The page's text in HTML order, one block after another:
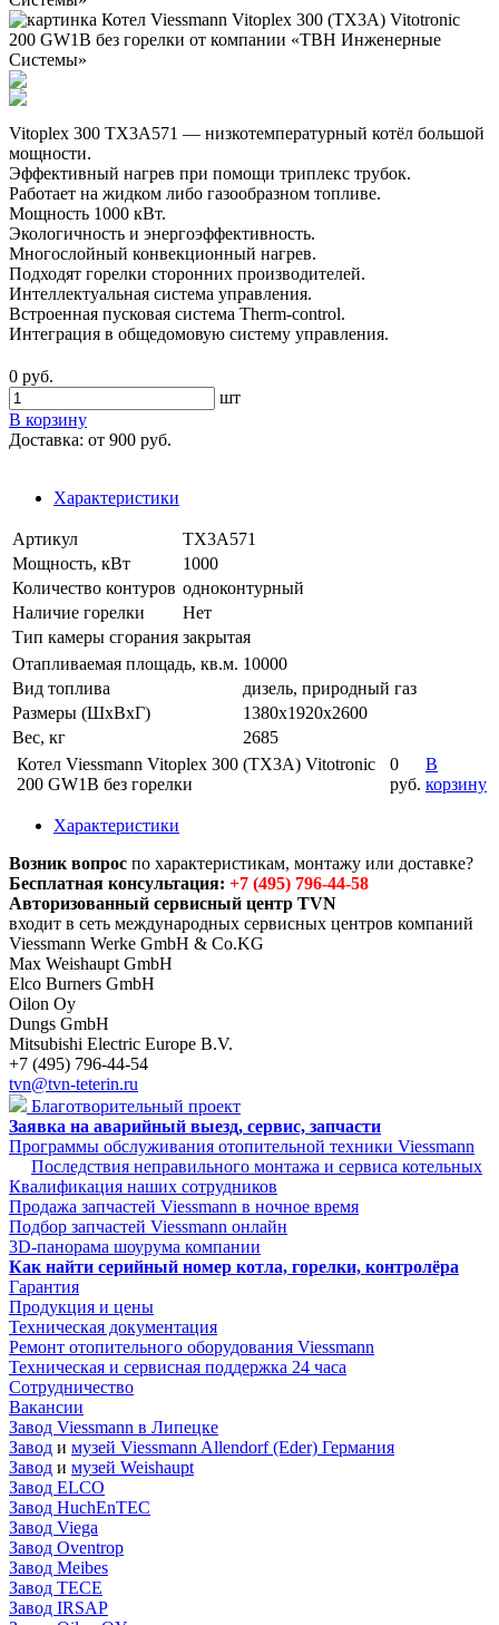
Vitoplex 300 TX3A571 — низкотемпературный котёл большой
мощности.
Эффективный нагрев при помощи триплекс трубок.
Работает на жидком либо газообразном топливе.
Мощность 1000 кВт.
Экологичность и энергоэффективность.
Многослойный конвекционный нагрев.
Подходят горелки сторонних производителей.
Интеллектуальная система управления.
Встроенная пусковая система Therm-control.
Интеграция в общедомовую систему управления.
0 руб.
шт
В корзину
Доставка: от 900 руб.
Характеристики
Артикул
TX3A571
Мощность, кВт
1000
Количество контуров одноконтурный
Наличие горелки
Нет
Тип камеры сгорания закрытая
Отапливаемая площадь, кв.м. 10000
Вид топлива
дизель, природный газ
Размеры (ШхВхГ)
1380х1920х2600
Вес, кг
2685
Котел Viessmann Vitoplex 300 (TX3A) Vitotronic
200 GW1B без горелки
0
руб.
В
корзину
Характеристики
Возник вопрос по характеристикам, монтажу или доставке?
Бесплатная консультация: +7 (495) 796-44-58
Авторизованный сервисный центр TVN
входит в сеть международных сервисных центров компаний
Viessmann Werke GmbH & Co.KG
Max Weishaupt GmbH
Elco Burners GmbH
Oilon Oy
Dungs GmbH
Mitsubishi Electric Europe B.V.
+7 (495) 796-44-54
tvn@tvn-teterin.ru
Благотворительный проект
Заявка на аварийный выезд, сервис, запчасти
Программы обслуживания отопительной техники Viessmann
Последствия неправильного монтажа и сервиса котельных
Квалификация наших сотрудников
Продажа запчастей Viessmann в ночное время
Подбор запчастей Viessmann онлайн
3D-панорама шоурума компании
Как найти серийный номер котла, горелки, контролёра
Гарантия
Продукция и цены
Техническая документация
Ремонт отопительного оборудования Viessmann
Техническая и сервисная поддержка 24 часа
Сотрудничество
Вакансии
Завод Viessmann в Липецке
Завод и музей Viessmann Allendorf (Eder) Германия
Завод и музей Weishaupt
Завод ELCO
Завод HuchEnTEC
Завод Viega
Завод Oventrop
Завод Meibes
Завод TECE
Завод IRSAP